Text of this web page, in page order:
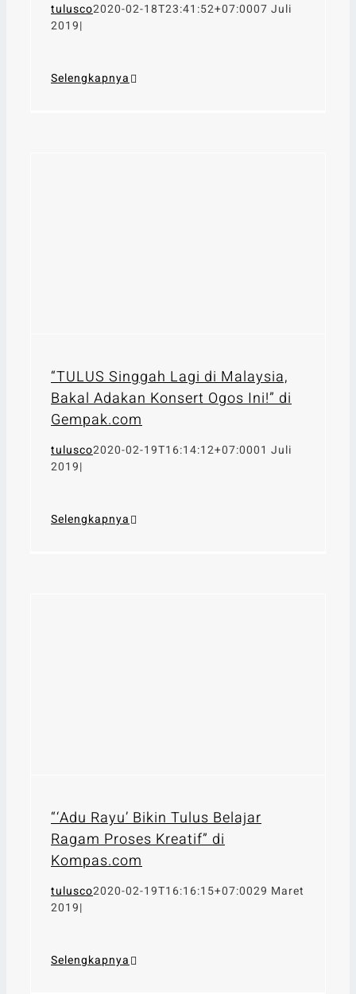
tulusco2020-02-18T23:41:52+07:0007 Juli
2019|
Selengkapnya
“TULUS Singgah Lagi di Malaysia,
Bakal Adakan Konsert Ogos Ini!” di
Gempak.com
tulusco2020-02-19T16:14:12+07:0001 Juli
2019|
Selengkapnya
“‘Adu Rayu’ Bikin Tulus Belajar
Ragam Proses Kreatif” di
Kompas.com
tulusco2020-02-19T16:16:15+07:0029 Maret
2019|
Selengkapnya